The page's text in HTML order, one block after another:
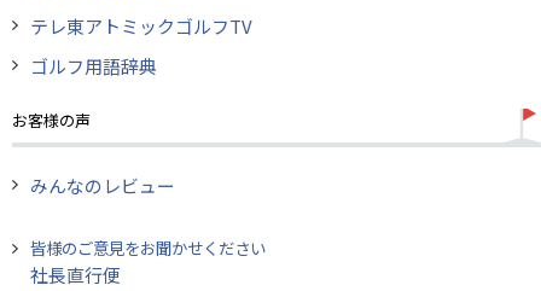
テレ東アトミックゴルフTV
ゴルフ用語辞典
お客様の声
みんなのレビュー
皆様のご意見をお聞かせください
社長直行便